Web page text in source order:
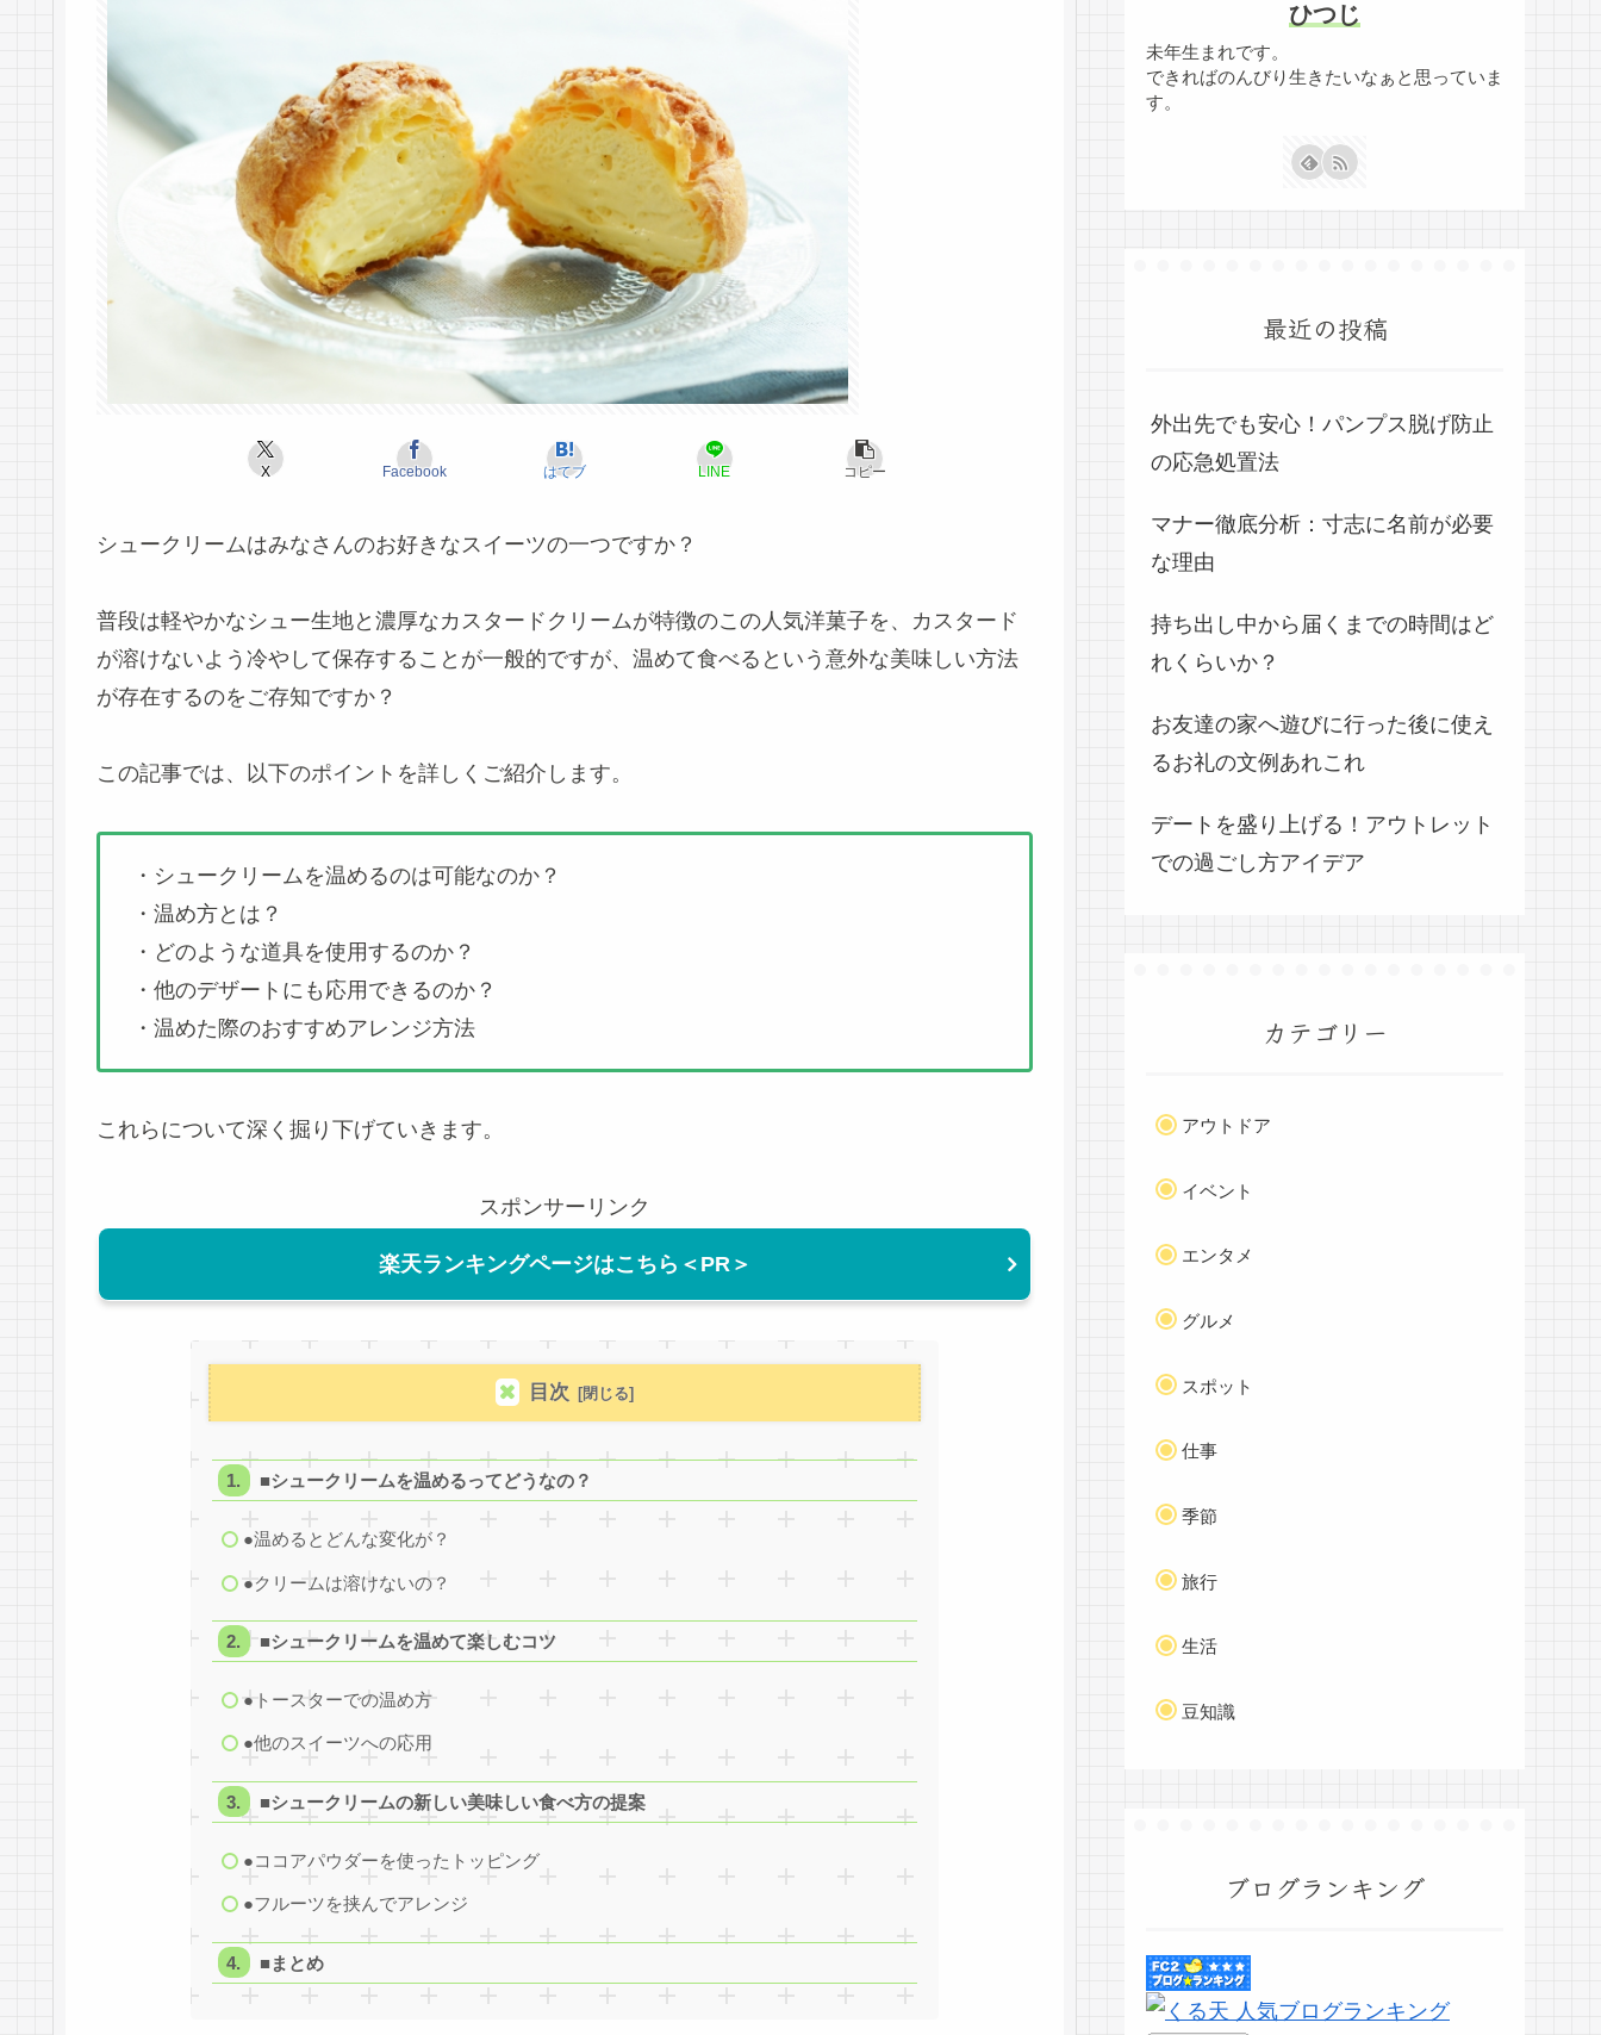
X Facebook はてブ LINE コピー
シュークリームはみなさんのお好きなスイーツの一つですか？
普段は軽やかなシュー生地と濃厚なカスタードクリームが特徴のこの人気洋菓子を、カスタード
が溶けないよう冷やして保存することが一般的ですが、温めて食べるという意外な美味しい方法
が存在するのをご存知ですか？
この記事では、以下のポイントを詳しくご紹介します。
・シュークリームを温めるのは可能なのか？
・温め方とは？
・どのような道具を使用するのか？
・他のデザートにも応用できるのか？
・温めた際のおすすめアレンジ方法
これらについて深く掘り下げていきます。
スポンサーリンク
楽天ランキングページはこちら＜PR＞
目次
■シュークリームを温めるってどうなの？
●温めるとどんな変化が？
●クリームは溶けないの？
■シュークリームを温めて楽しむコツ
●トースターでの温め方
●他のスイーツへの応用
■シュークリームの新しい美味しい食べ方の提案
●ココアパウダーを使ったトッピング
●フルーツを挟んでアレンジ
■まとめ
ひつじ
未年生まれです。
できればのんびり生きたいなぁと思っていま
す。
最近の投稿
外出先でも安心！パンプス脱げ防止
の応急処置法
マナー徹底分析：寸志に名前が必要
な理由
持ち出し中から届くまでの時間はど
れくらいか？
お友達の家へ遊びに行った後に使え
るお礼の文例あれこれ
デートを盛り上げる！アウトレット
での過ごし方アイデア
カテゴリー
アウトドア
イベント
エンタメ
グルメ
スポット
仕事
季節
旅行
生活
豆知識
ブログランキング